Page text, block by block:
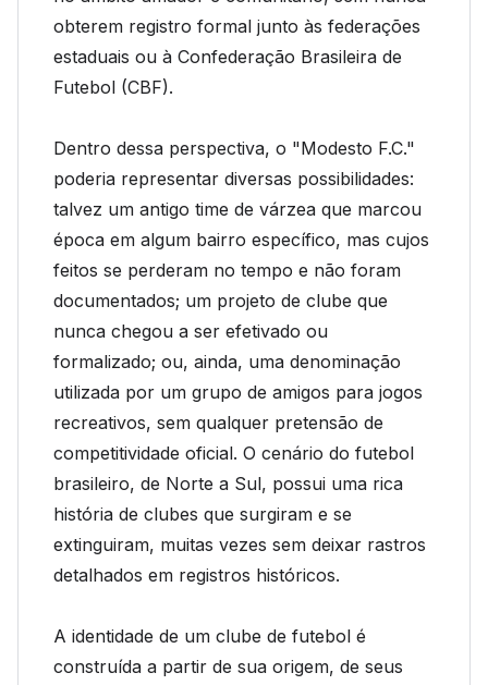
obterem registro formal junto às federações
estaduais ou à Confederação Brasileira de
Futebol (CBF).
Dentro dessa perspectiva, o "Modesto F.C."
poderia representar diversas possibilidades:
talvez um antigo time de várzea que marcou
época em algum bairro específico, mas cujos
feitos se perderam no tempo e não foram
documentados; um projeto de clube que
nunca chegou a ser efetivado ou
formalizado; ou, ainda, uma denominação
utilizada por um grupo de amigos para jogos
recreativos, sem qualquer pretensão de
competitividade oficial. O cenário do futebol
brasileiro, de Norte a Sul, possui uma rica
história de clubes que surgiram e se
extinguiram, muitas vezes sem deixar rastros
detalhados em registros históricos.
A identidade de um clube de futebol é
construída a partir de sua origem, de seus